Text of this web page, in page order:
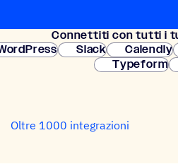
Connet­titi con tutti i
Slack Calendly
Typeform
Oltre 1000 integrazioni